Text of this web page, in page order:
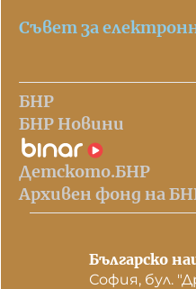
Съвет за
БНР
БНР Новини
Детското.БНР
Архивен фонд на
Българско
София, бул.